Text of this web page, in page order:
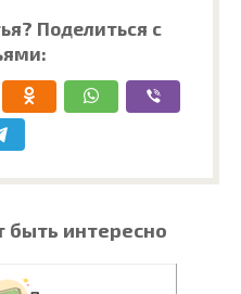
Поделиться с
интересно